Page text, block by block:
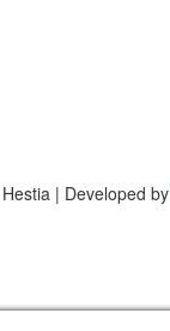
Hestia | Developed by